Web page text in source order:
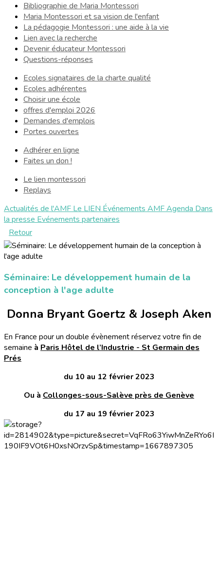
Bibliographie de Maria Montessori
Maria Montessori et sa vision de l'enfant
La pédagogie Montessori : une aide à la vie
Lien avec la recherche
Devenir éducateur Montessori
Questions-réponses
Ecoles signataires de la charte qualité
Ecoles adhérentes
Choisir une école
offres d'emploi 2026
Demandes d'emplois
Portes ouvertes
Adhérer en ligne
Faites un don !
Le lien montessori
Replays
Actualités de l'AMF Le LIEN Événements AMFAgenda Dans
la presse Evénements partenaires
Retour
Séminaire: Le développement humain de la
conception à l'age adulte
Donna Bryant Goertz & Joseph Aken
En France pour un double évènement réservez votre fin de
semaine à Paris Hôtel de l’Industrie - St Germain des
Prés
du 10 au 12 février 2023
Ou à Collonges-sous-Salève près de Genève
du 17 au 19 février 2023